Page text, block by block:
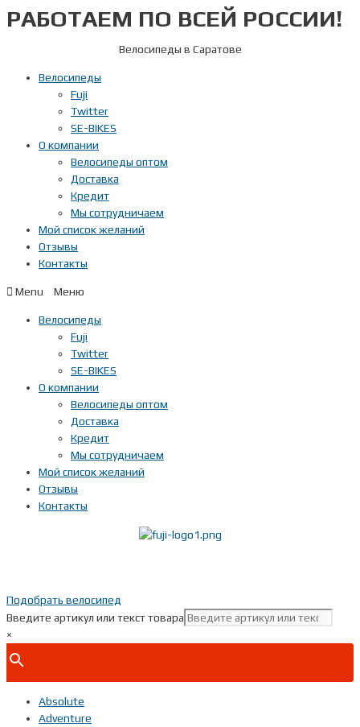
Перейти
кРАБОТАЕМ ПО ВСЕЙ РОССИИ!
Велосипеды в Саратове
Велосипеды
Fuji
Twitter
SE-BIKES
О компании
Велосипеды оптом
Доставка
Кредит
Мы сотрудничаем
Мой список желаний
Отзывы
Контакты
Menu
Велосипеды
Fuji
Twitter
SE-BIKES
О компании
Велосипеды оптом
Доставка
Кредит
Мы сотрудничаем
Мой список желаний
Отзывы
Контакты
Подобрать велосипед
Введите артикул или текст товара
×
Absolute
Adventure